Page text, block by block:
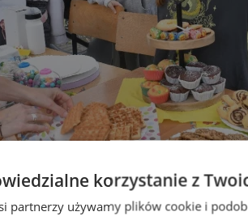
korzystanie z
partnerzy używamy plików cookie i